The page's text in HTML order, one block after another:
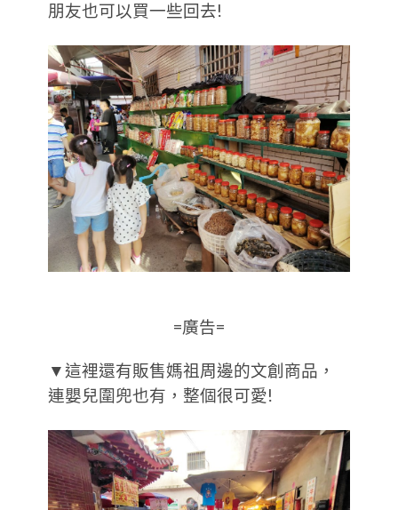
朋友也可以買一些回去!
=廣告=
▼這裡還有販售媽祖周邊的文創商品，
連嬰兒圍兜也有，整個很可愛!